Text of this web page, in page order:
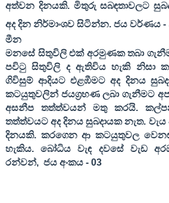
අත්වන දිනයකි. මිතුරු සබඳතාවලට
අද දින නිර්මාංශව සිටින්න. ජය වර්ණය
මීන
මනසේ සිතුවිලි එක් අරමුණක තබා
පවිටු සිතුවිලි ද ඇතිවිය හැකි නිසා
ගිවිසුම් ආදියට එළඹීමට අද දිනය
කටයුතුවලින් ජයග්‍රහණ ලබා ගැනීමට
අසනීප තත්ත්වයන් මතු කරයි.
තත්ත්වයට අද දිනය සුබදායක නැත.
දිනයකි. කරගෙන ආ කටයුතුවල
හැකිය. බෝධිය වැඳ දවසේ වැඩ
රන්වන්, ජය අංකය - 03